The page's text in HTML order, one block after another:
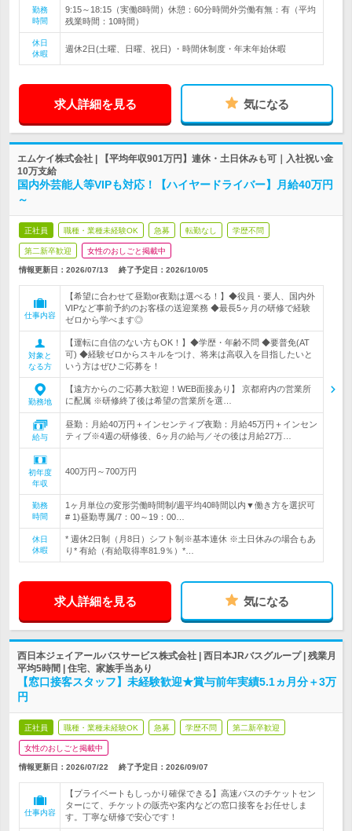
勤務
時間
9:15～18:15（実働8時間）休憩：60分時間外労働有無：有（平均
残業時間：10時間）
休日
休暇
週休2日(土曜、日曜、祝日) ・時間休制度・年末年始休暇
求人詳細を見る 気になる
エムケイ株式会社 | 【平均年収901万円】連休・土日休みも可｜入社祝い金
10万支給
国内外芸能人等VIPも対応！【ハイヤードライバー】月給40万円
～
正社員 職種・業種未経験OK 急募 転勤なし 学歴不問
第二新卒歓迎 女性のおしごと掲載中
情報更新日：2026/07/13 終了予定日： 2026/10/05
仕事内容
【希望に合わせて昼勤or夜勤は選べる！】◆役員・要人、国内外
VIPなど事前予約のお客様の送迎業務 ◆最長5ヶ月の研修で経験
ゼロから学べます◎
対象と
なる方
【運転に自信のない方もOK！】◆学歴・年齢不問 ◆要普免(AT
可) ◆経験ゼロからスキルをつけ、将来は高収入を目指したいと
いう方はぜひご応募を！
勤務地
【遠方からのご応募大歓迎！WEB面接あり】 京都府内の営業所
に配属 ※研修終了後は希望の営業所を選…
給与
昼勤：月給40万円＋インセンティブ夜勤：月給45万円＋インセン
ティブ※4週の研修後、6ヶ月の給与／その後は月給27万…
初年度
年収
400万円～700万円
勤務
時間
1ヶ月単位の変形労働時間制/週平均40時間以内▼働き方を選択可
# 1)昼勤専属/7：00～19：00…
休日
休暇
* 週休2日制（月8日）シフト制※基本連休 ※土日休みの場合もあ
り* 有給（有給取得率81.9％）*…
求人詳細を見る 気になる
西日本ジェイアールバスサービス株式会社 | 西日本JRバスグループ | 残業月
平均5時間 | 住宅、家族手当あり
【窓口接客スタッフ】未経験歓迎★賞与前年実績5.1ヵ月分＋3万
円
正社員 職種・業種未経験OK 急募 学歴不問 第二新卒歓迎
女性のおしごと掲載中
情報更新日：2026/07/22 終了予定日： 2026/09/07
仕事内容
【プライベートもしっかり確保できる】高速バスのチケットセン
ターにて、チケットの販売や案内などの窓口接客をお任せしま
す。丁寧な研修で安心です！